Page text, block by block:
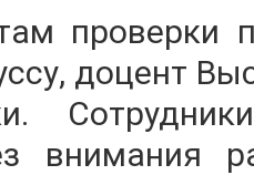
проверки
доцент
внимания